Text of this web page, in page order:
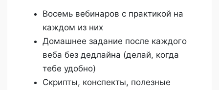
Восемь вебинаров с практикой на
каждом из них
Домашнее задание после каждого
веба без дедлайна (делай, когда
тебе удобно)
Скрипты, конспекты, полезные